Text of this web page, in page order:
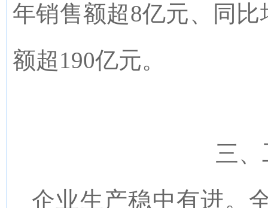
年销售额超8亿元、同
额超190亿元。
三、
企业生产稳中有进。